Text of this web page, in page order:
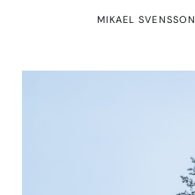
MIKAEL SVENSSON